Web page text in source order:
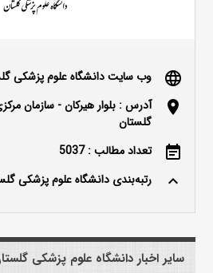
language وب سایت دانشگاه علوم پزشکی
location_on
آدرس : بلوار هیرکان - سازمان
گلستان
event_note تعداد مطالب : 5037
keyboard_arrow_up رتبه‌بندی دانشگاه علوم پزشکی
سایر اخبار دانشگاه علوم پزشکی